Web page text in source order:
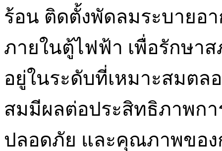
ร้อน ติดตั้งพัดลมระบาย
ภายในตู้ไฟฟ้า เพื่อรักษา
อยู่ในระดับที่เหมาะสมตล
สมมีผลต่อประสิทธิภาพก
ปลอดภัย และคุณภาพของ